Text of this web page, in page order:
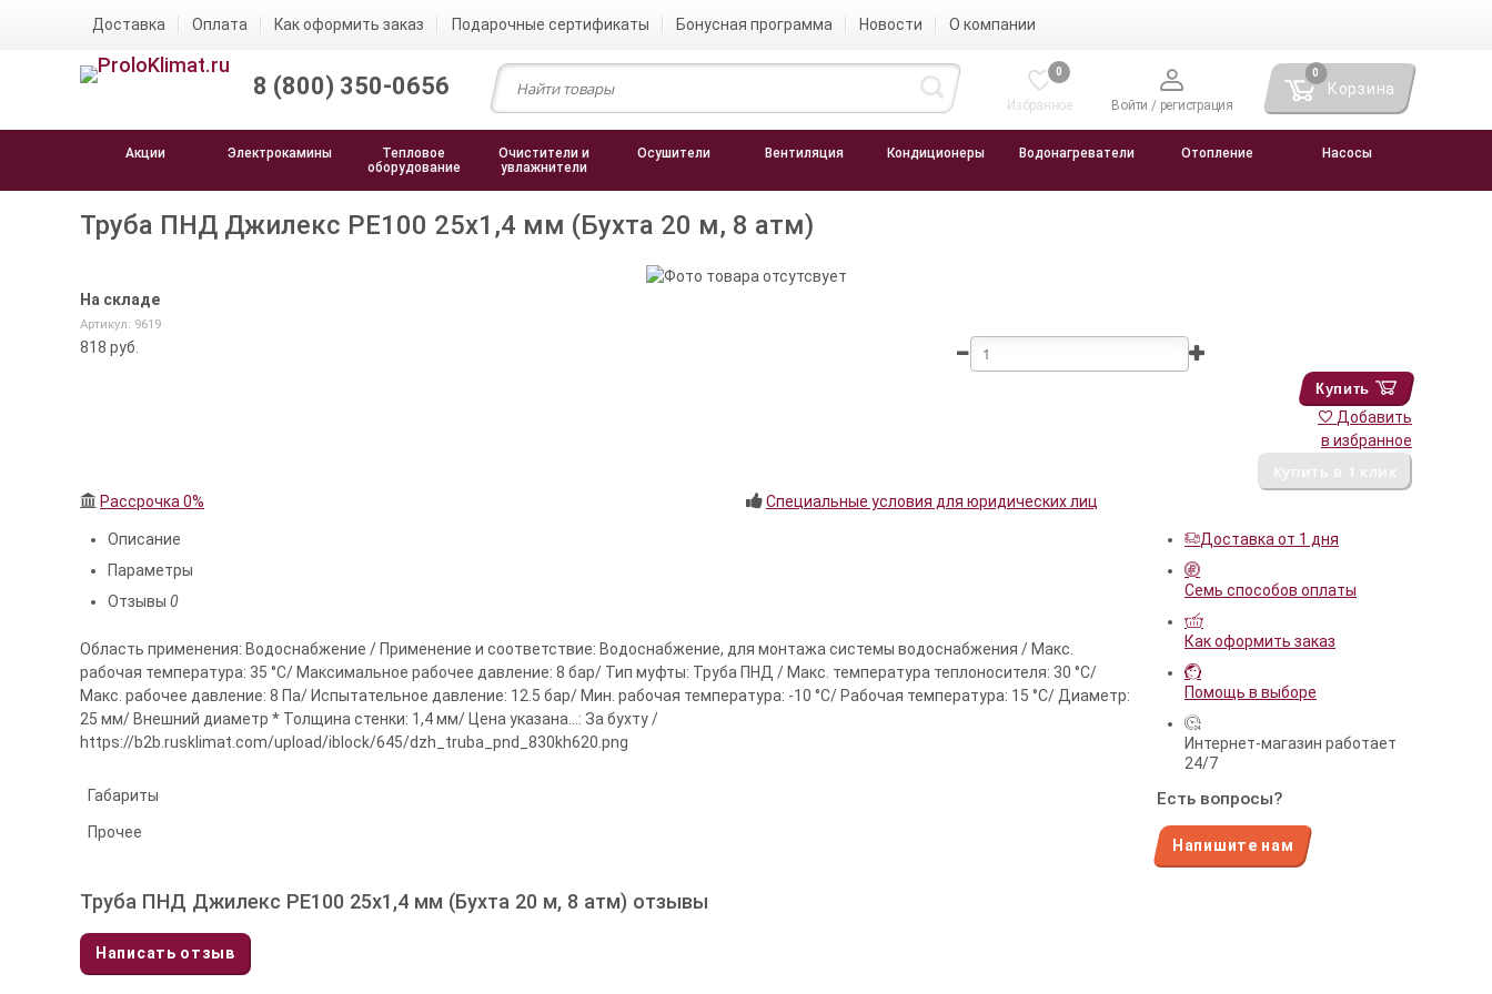
Доставка Оплата Как оформить заказ Подарочные сертификаты Бонусная программа Новости О компании
8 (800) 350-0656
0
Избранное Войти / регистрация
0
Корзина
Акции Электрокамины
Тепловое
оборудование
Очистители и
увлажнители
Осушители Вентиляция Кондиционеры Водонагреватели Отопление Насосы
Труба ПНД Джилекс PE100 25х1,4 мм (Бухта 20 м, 8 атм)
На складе
Артикул: 9619
818 руб.
Купить
Добавить
в избранное
Рассрочка 0% Специальные условия для юридических лиц
Доставка от 1 дня
Семь способов оплаты
Как оформить заказ
Помощь в выборе
Интернет-магазин работает
24/7
Есть вопросы?
Напишите нам
Описание
Параметры
Отзывы 0
Область применения: Водоснабжение / Применение и соответствие: Водоснабжение, для монтажа системы водоснабжения / Макс.
рабочая температура: 35 °С/ Максимальное рабочее давление: 8 бар/ Тип муфты: Труба ПНД / Макс. температура теплоносителя: 30 °С/
Макс. рабочее давление: 8 Па/ Испытательное давление: 12.5 бар/ Мин. рабочая температура: -10 °С/ Рабочая температура: 15 °С/ Диаметр:
25 мм/ Внешний диаметр * Толщина стенки: 1,4 мм/ Цена указана...: За бухту /
https://b2b.rusklimat.com/upload/iblock/645/dzh_truba_pnd_830kh620.png
Габариты
Прочее
Труба ПНД Джилекс PE100 25х1,4 мм (Бухта 20 м, 8 атм) отзывы
Написать отзыв